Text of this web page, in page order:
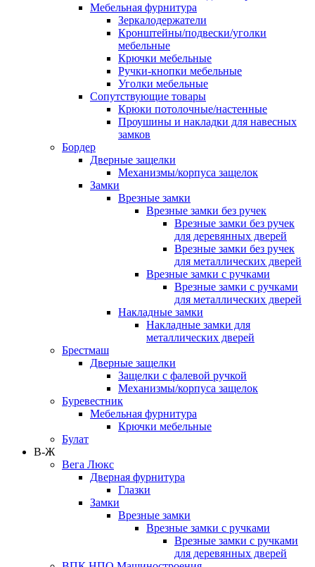
Мебельная фурнитура
Зеркалодержатели
Кронштейны/подвески/уголки
мебельные
Крючки мебельные
Ручки-кнопки мебельные
Уголки мебельные
Сопутствующие товары
Крюки потолочные/настенные
Проушины и накладки для навесных
замков
Бордер
Дверные защелки
Механизмы/корпуса защелок
Замки
Врезные замки
Врезные замки без ручек
Врезные замки без ручек
для деревянных дверей
Врезные замки без ручек
для металлических дверей
Врезные замки с ручками
Врезные замки с ручками
для металлических дверей
Накладные замки
Накладные замки для
металлических дверей
Брестмаш
Дверные защелки
Защелки с фалевой ручкой
Механизмы/корпуса защелок
Буревестник
Мебельная фурнитура
Крючки мебельные
Булат
В-Ж
Вега Люкс
Дверная фурнитура
Глазки
Замки
Врезные замки
Врезные замки с ручками
Врезные замки с ручками
для деревянных дверей